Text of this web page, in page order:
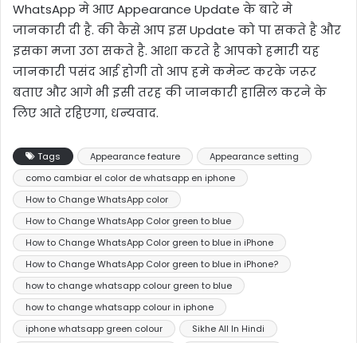
WhatsApp मे आए Appearance Update के बारे मे
जानकारी दी है. की कैसे आप इस Update को पा सकते है और
इसका मजा उठा सकते है. आशा करते है आपको हमारी यह
जानकारी पसंद आई होगी तो आप हमे कमेन्ट करके जरूर
बताए और आगे भी इसी तरह की जानकारी हासिल करने के
लिए आते रहिएगा, धन्यवाद.
Tags Appearance feature
Appearance setting
como cambiar el color de whatsapp en iphone
How to Change WhatsApp color
How to Change WhatsApp Color green to blue
How to Change WhatsApp Color green to blue in iPhone
How to Change WhatsApp Color green to blue in iPhone?
how to change whatsapp colour green to blue
how to change whatsapp colour in iphone
iphone whatsapp green colour
Sikhe All In Hindi